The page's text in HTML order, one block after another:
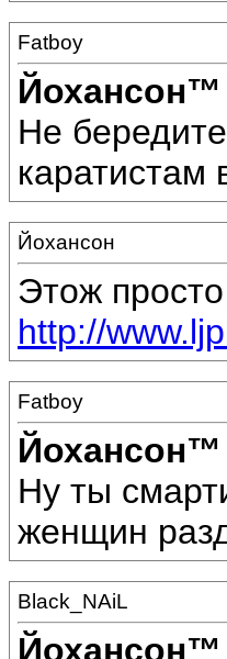
Fatboy
Йохансон™
Не
каратистам
Йохансон
Этож
http://
Fatboy
Йохансон™
Ну ты
женщин
Black_NAiL
Йохансон™